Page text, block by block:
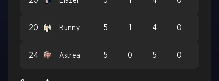
20 Bunny 5 1 4 0
24 Astrea 5 0 5 0